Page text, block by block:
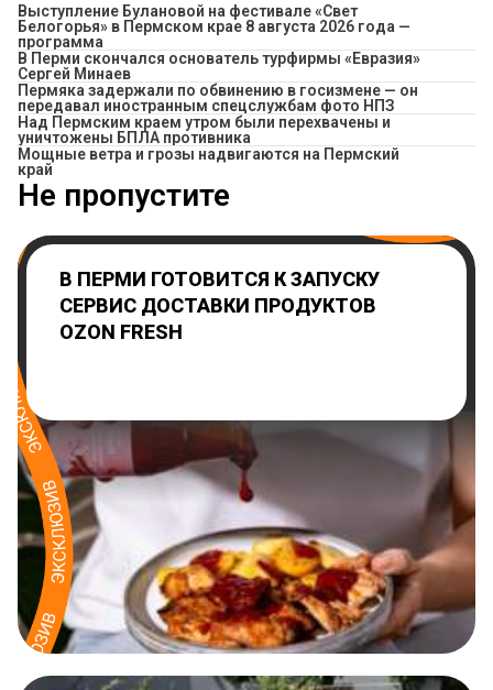
Выступление Булановой на фестивале «Свет
Белогорья» в Пермском крае 8 августа 2026 года —
программа
В Перми скончался основатель турфирмы «Евразия»
Сергей Минаев
Пермяка задержали по обвинению в госизмене — он
передавал иностранным спецслужбам фото НПЗ
Над Пермским краем утром были перехвачены и
уничтожены БПЛА противника
Мощные ветра и грозы надвигаются на Пермский
край
Не пропустите
В ПЕРМИ ГОТОВИТСЯ К ЗАПУСКУ
СЕРВИС ДОСТАВКИ ПРОДУКТОВ
OZON FRESH